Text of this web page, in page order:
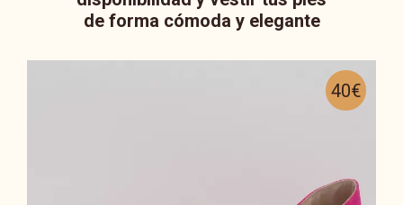
de forma cómoda y elegante
40€